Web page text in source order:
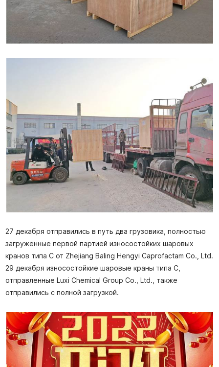
27 декабря отправились в путь два грузовика, полностью
загруженные первой партией износостойких шаровых
кранов типа C от Zhejiang Baling Hengyi Caprofactam Co., Ltd.
29 декабря износостойкие шаровые краны типа C,
отправленные Luxi Chemical Group Co., Ltd., также
отправились с полной загрузкой.